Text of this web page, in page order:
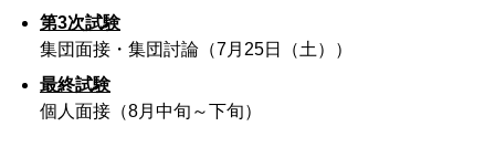
第3次試験
集団面接・集団討論（7月25日（土））
最終試験
個人面接（8月中旬～下旬）